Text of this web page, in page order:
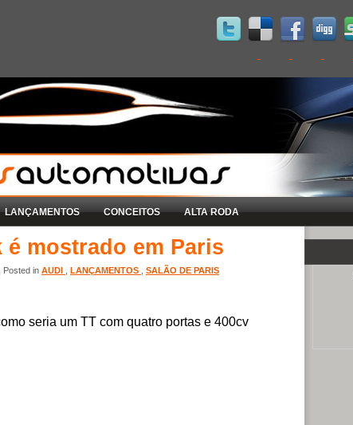
LANÇAMENTOS CONCEITOS ALTA RODA
mostrado em Paris
Posted in AUDI LANÇAMENTOS SALÃO DE PARIS
seria um TT com quatro portas e 400cv